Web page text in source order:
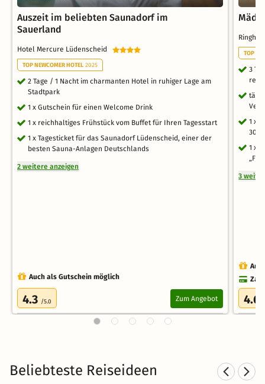
Auszeit im beliebten Saunadorf im
Sauerland
Hotel Mercure Lüdenscheid
TOP NEWCOMER HOTEL 2025
2 Tage / 1 Nacht im charmanten Hotel in ruhiger Lage am
Stadtpark
1 x Gutschein für einen Welcome Drink
1 x reichhaltiges Frühstück vom Buffet für Ihren Tagesstart
1 x Tagesticket für das Saunadorf Lüdenscheid, einer der
besten Sauna-Anlagen Deutschlands
2 weitere anzeigen
Auch als Gutschein möglich
4.3 /5.0 Zum Angebot
TOP
3
1 x
30
1 x
3
4.6
Beliebteste Reiseideen
Wellness Wochenende im